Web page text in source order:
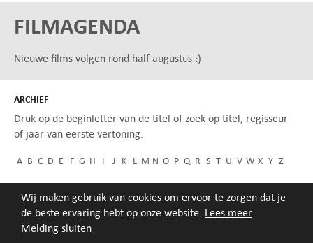
Melding sluiten
Wij maken gebruik van cookies om ervoor te zorgen dat je
de beste ervaring hebt op onze website. Lees meer
FILMAGENDA
Nieuwe films volgen rond half augustus :)
ARCHIEF
Druk op de beginletter van de titel of zoek op titel, regisseur
of jaar van eerste vertoning.
A B C D E F G H I J K L M N O P Q R S T U V W X Y Z